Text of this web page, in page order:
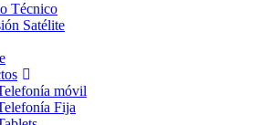
Técnico
Satélite
móvil
Fija